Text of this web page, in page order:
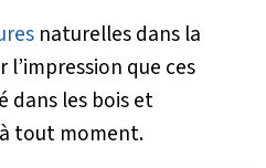
naturelles dans la
que ces
dans les bois et
tout moment.